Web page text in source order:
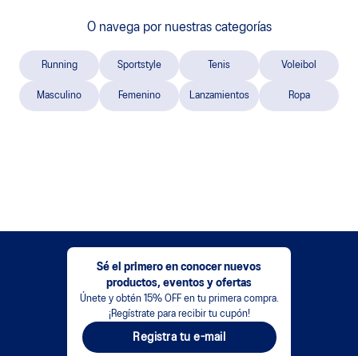
O navega por nuestras categorías
Running Sportstyle Tenis Voleibol
Masculino Femenino Lanzamientos Ropa
Sé el primero en conocer nuevos
productos, eventos y ofertas
Únete y obtén 15% OFF en tu primera compra.
¡Regístrate para recibir tu cupón!
Registra tu e-mail